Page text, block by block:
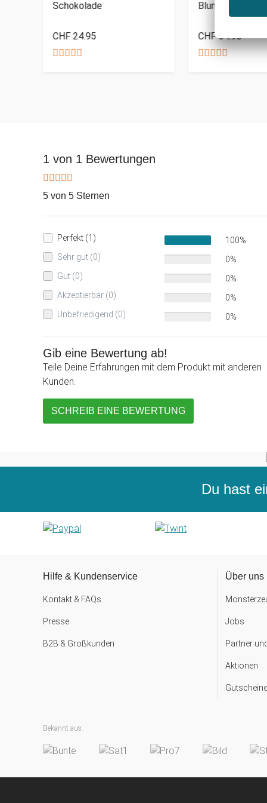
Schokolade
CHF 24.95
Blumenherz für
CHF 64.95
1 von 1 Bewertungen
5 von 5 Sternen
Perfekt (1)
100%
Sehr gut (0)
0%
Gut (0)
0%
Akzeptierbar (0)
0%
Unbefriedigend (0)
0%
Gib eine Bewertung ab!
Teile Deine Erfahrungen mit dem Produkt mit anderen
Kunden.
SCHREIB EINE BEWERTUNG
Du hast
Hilfe & Kundenservice
Kontakt & FAQs
Presse
B2B & Großkunden
Über uns
Jobs
Partner
Aktionen
Bekannt aus: